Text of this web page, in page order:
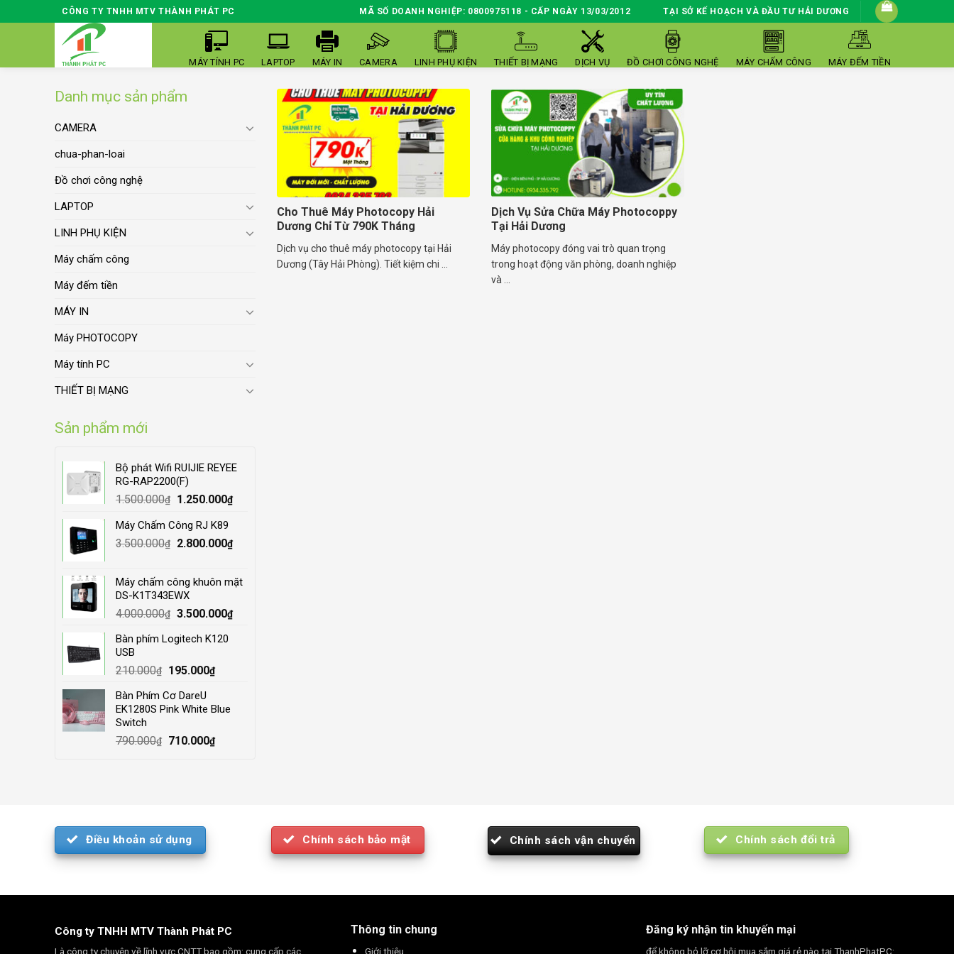
to
CÔNG TY TNHH MTV THÀNH PHÁT PC MÃ SỐ DOANH NGHIỆP: 0800975118 - CẤP NGÀY 13/03/2012 TẠI SỞ KẾ HOẠCH VÀ ĐẦU TƯ HẢI DƯƠNG
MÁY TÍNH PC LAPTOP MÁY IN CAMERA LINH PHỤ KIỆN THIẾT BỊ MẠNG DỊCH VỤ ĐỒ CHƠI CÔNG NGHỆ MÁY CHẤM CÔNG MÁY ĐẾM TIỀN
Danh mục sản phẩm
CAMERA
chua-phan-loai
Đồ chơi công nghệ
LAPTOP
LINH PHỤ KIỆN
Máy chấm công
Máy đếm tiền
MÁY IN
Máy PHOTOCOPY
Máy tính PC
THIẾT BỊ MẠNG
Sản phẩm mới
Bộ phát Wifi RUIJIE REYEE
RG-RAP2200(F)
1.500.000₫
Original
was:
1.500.000₫.
1.250.000₫Current
1.250.000₫.
Máy Chấm Công RJ K89
3.500.000₫
Original
3.500.000₫.
2.800.000₫Current
2.800.000₫.
Máy chấm công khuôn mặt
DS-K1T343EWX
4.000.000₫ Original
was:
3.500.000₫Current
Bàn phím Logitech K120
USB
210.000₫
Original
was:
210.000₫.
195.000₫Current
195.000₫.
Bàn Phím Cơ DareU
EK1280S Pink White Blue
Switch
790.000₫
Original
710.000₫Current
Cho Thuê Máy Photocopy Hải
Dương Chỉ Từ 790K Tháng
Dịch vụ cho thuê máy photocopy tại Hải
Dương (Tây Hải Phòng). Tiết kiệm chi ...
Dịch Vụ Sửa Chữa Máy Photocoppy
Tại Hải Dương
Máy photocopy đóng vai trò quan trọng
trong hoạt động văn phòng, doanh nghiệp
và ...
Điều khoản sử dụng Chính sách bảo mật Chính sách vận chuyển Chính sách đổi trả
Công ty TNHH MTV Thành Phát PC
Là công ty chuyên về lĩnh vực CNTT bao gồm: cung cấp các
Thông tin chung
Giới thiệu
Đăng ký nhận tin khuyến mại
để không bỏ lỡ cơ hội mua sắm giá rẻ nào tại ThanhPhatPC: